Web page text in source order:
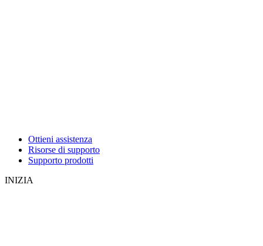
Ottieni assistenza
Risorse di supporto
Supporto prodotti
INIZIA